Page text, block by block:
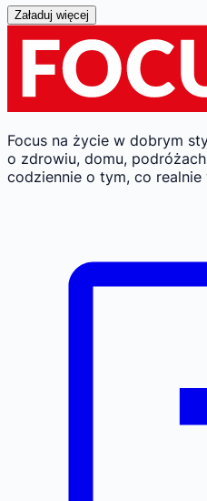
Załaduj więcej
Focus na życie w dobrym
o zdrowiu, domu,
codziennie o tym, co realnie